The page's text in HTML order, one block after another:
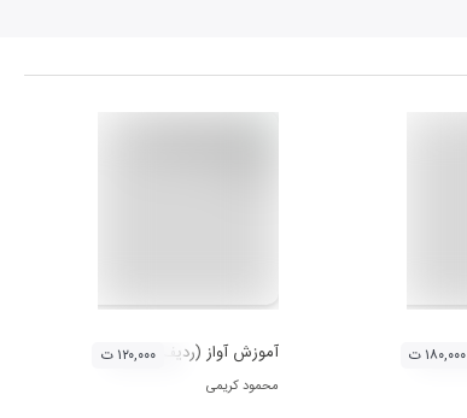
۱۸۰,۰۰۰ ت آموزش آواز (ردیف آوازی موسیقی سنتی
محمود کریمی
۱۲۰,۰۰۰ ت